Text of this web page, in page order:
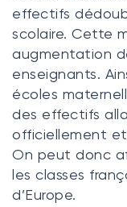
effectifs
scolaire. Cette
augmentation
enseignants.
écoles
des effectifs
officiellement
On peut donc
les classes
d’Europe.